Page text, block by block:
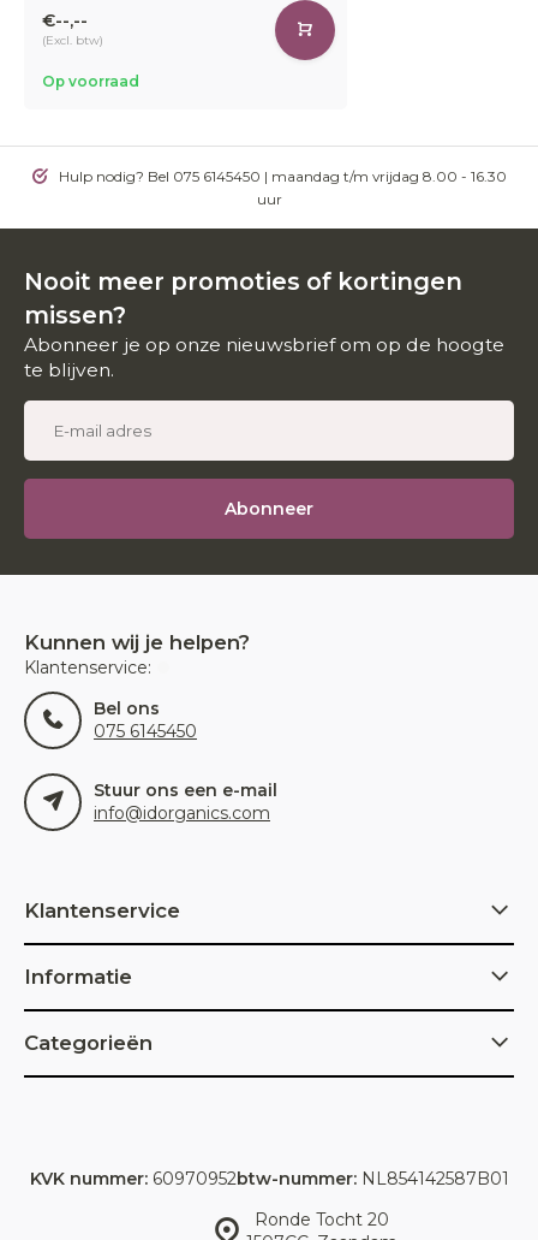
€--,--
(Excl. btw)
Op voorraad
Hulp nodig? Bel 075 6145450 | maandag t/m vrijdag 8.00 - 16.30
uur
Nooit meer promoties of kortingen
missen?
Abonneer je op onze nieuwsbrief om op de hoogte
te blijven.
Abonneer
Kunnen wij je helpen?
Klantenservice:
Bel ons
075 6145450
Stuur ons een e-mail
info@idorganics.com
Klantenservice
Informatie
Categorieën
Ronde Tocht 20
KVK nummer:60970952btw-nummer:NL854142587B01